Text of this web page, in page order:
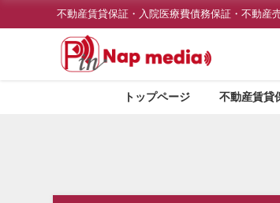
不動産賃貸保証・入院医療費債務保証・不動産
トップページ 不動産賃貸